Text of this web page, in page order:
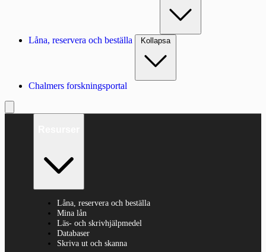
Låna, reservera och beställa Kollapsa
Chalmers forskningsportal
Låna, reservera och beställa
Mina lån
Läs- och skrivhjälpmedel
Databaser
Skriva ut och skanna